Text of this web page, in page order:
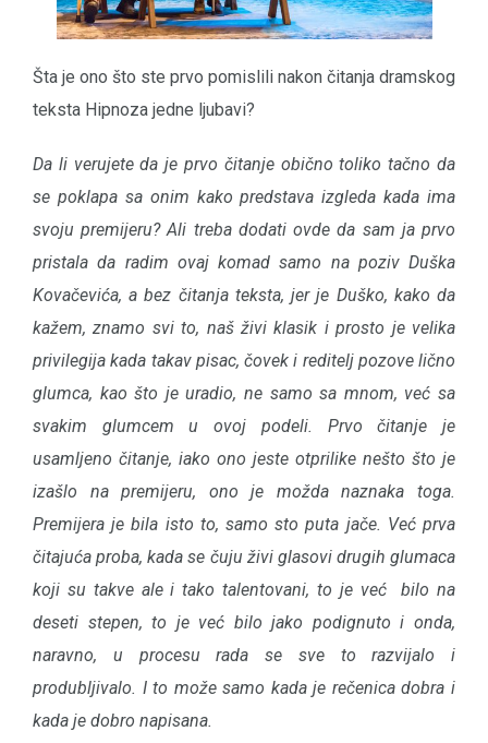
Šta je ono što ste prvo pomislili nakon čitanja dramskog
teksta Hipnoza jedne ljubavi?
Da li verujete da je prvo čitanje obično toliko tačno da
se poklapa sa onim kako predstava izgleda kada ima
svoju premijeru? Ali treba dodati ovde da sam ja prvo
pristala da radim ovaj komad samo na poziv Duška
Kovačevića, a bez čitanja teksta, jer je Duško, kako da
kažem, znamo svi to, naš živi klasik i prosto je velika
privilegija kada takav pisac, čovek i reditelj pozove lično
glumca, kao što je uradio, ne samo sa mnom, već sa
svakim glumcem u ovoj podeli. Prvo čitanje je
usamljeno čitanje, iako ono jeste otprilike nešto što je
izašlo na premijeru, ono je možda naznaka toga.
Premijera je bila isto to, samo sto puta jače. Već prva
čitajuća proba, kada se čuju živi glasovi drugih glumaca
koji su takve ale i tako talentovani, to je već bilo na
deseti stepen, to je već bilo jako podignuto i onda,
naravno, u procesu rada se sve to razvijalo i
produbljivalo. I to može samo kada je rečenica dobra i
kada je dobro napisana.